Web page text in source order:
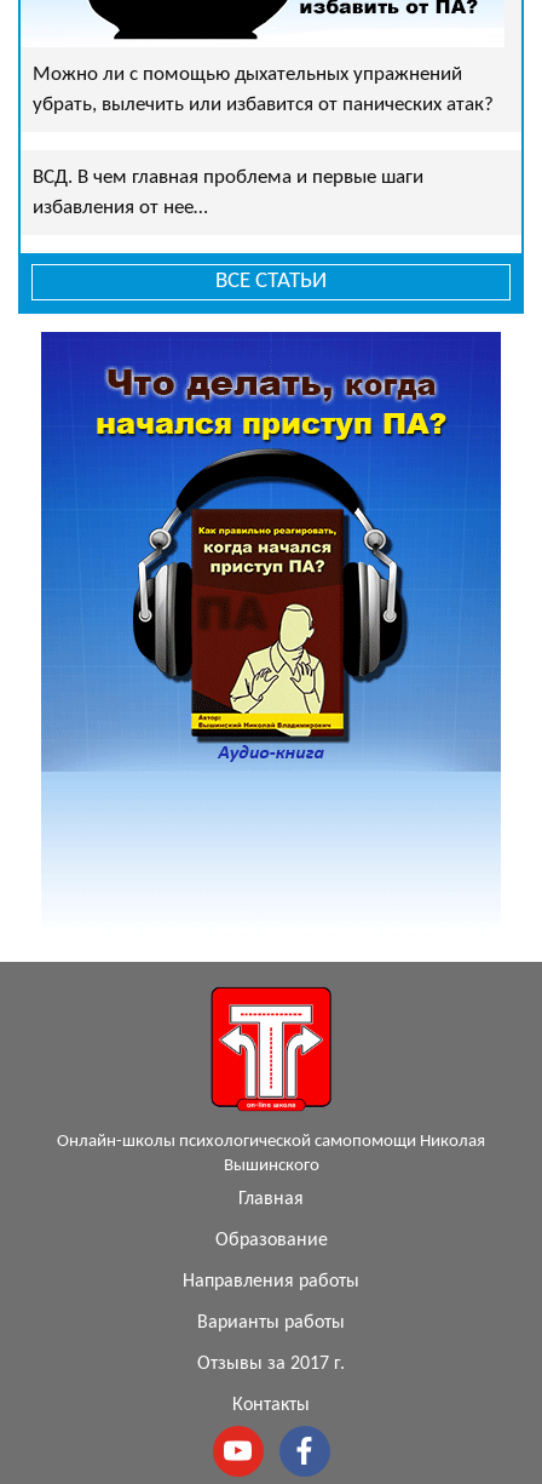
Можно ли с помощью дыхательных упражнений
убрать, вылечить или избавится от панических атак?
ВСД. В чем главная проблема и первые шаги
избавления от нее…
ВСЕ СТАТЬИ
Онлайн-школы психологической самопомощи Николая
Вышинского
Главная
Образование
Направления работы
Варианты работы
Отзывы за 2017 г.
Контакты